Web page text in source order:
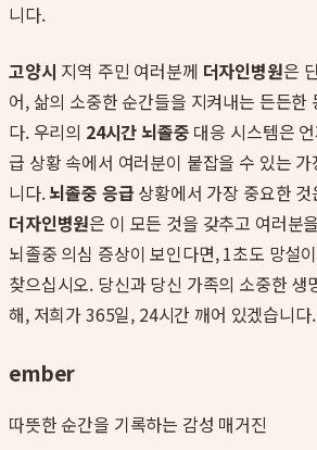
니다.
고양시 지역 주민 여러분께 더자인병원은
어, 삶의 소중한 순간들을 지켜내는 든든한
다. 우리의 24시간 뇌졸중 대응 시스템은
급 상황 속에서 여러분이 붙잡을 수 있는
니다.뇌졸중 응급 상황에서 가장 중요한
더자인병원은 이 모든 것을 갖추고 여러분
뇌졸중 의심 증상이 보인다면, 1초도 망설
찾으십시오. 당신과 당신 가족의 소중한 생
해, 저희가 365일, 24시간 깨어 있겠습니다.
ember
따뜻한 순간을 기록하는 감성 매거진